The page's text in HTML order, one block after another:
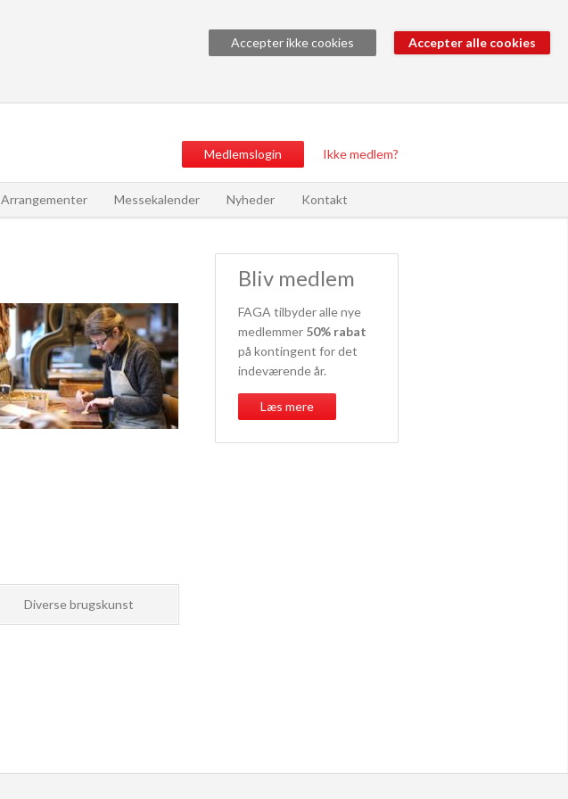
Accepter ikke cookies
Medlemslogin Ikke medlem?
Arrangementer Messekalender Nyheder Kontakt
Diverse brugskunst
Bliv medlem
FAGA tilbyder alle nye
medlemmer 50% rabat
på kontingent for det
indeværende år.
Læs mere